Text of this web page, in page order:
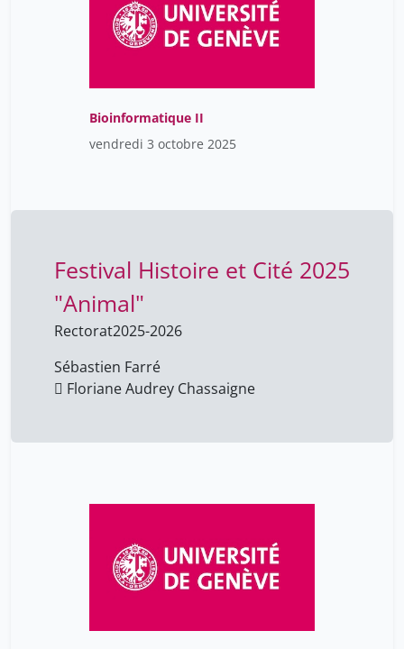
Bioinformatique II
vendredi 3 octobre 2025
Festival Histoire et Cité 2025
"Animal"
Rectorat2025-2026
Sébastien Farré
 Floriane Audrey Chassaigne